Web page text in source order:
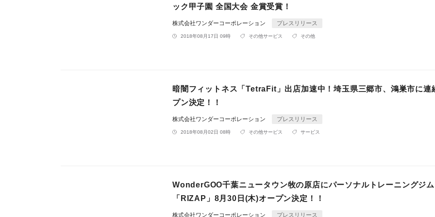
ック甲子園 全国大会 金賞受賞！
株式会社ワンダーコーポレーション プレスリリース
2018年08月17日 09時 その他サービス その他
暗闇フィットネス「TetraFit」出店加速中！埼玉県三郷市、鴻巣市に連
プン決定！！
株式会社ワンダーコーポレーション プレスリリース
2018年08月02日 08時 その他サービス サービス
WonderGOO千葉ニュータウン牧の原店にパーソナルトレーニングジム
「RIZAP」8月30日(木)オープン決定！！
株式会社ワンダーコーポレーション プレスリリース